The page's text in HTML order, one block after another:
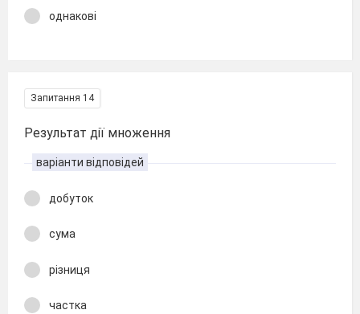
однакові
Запитання 14
Результат дії множення
варіанти відповідей
добуток
сума
різниця
частка